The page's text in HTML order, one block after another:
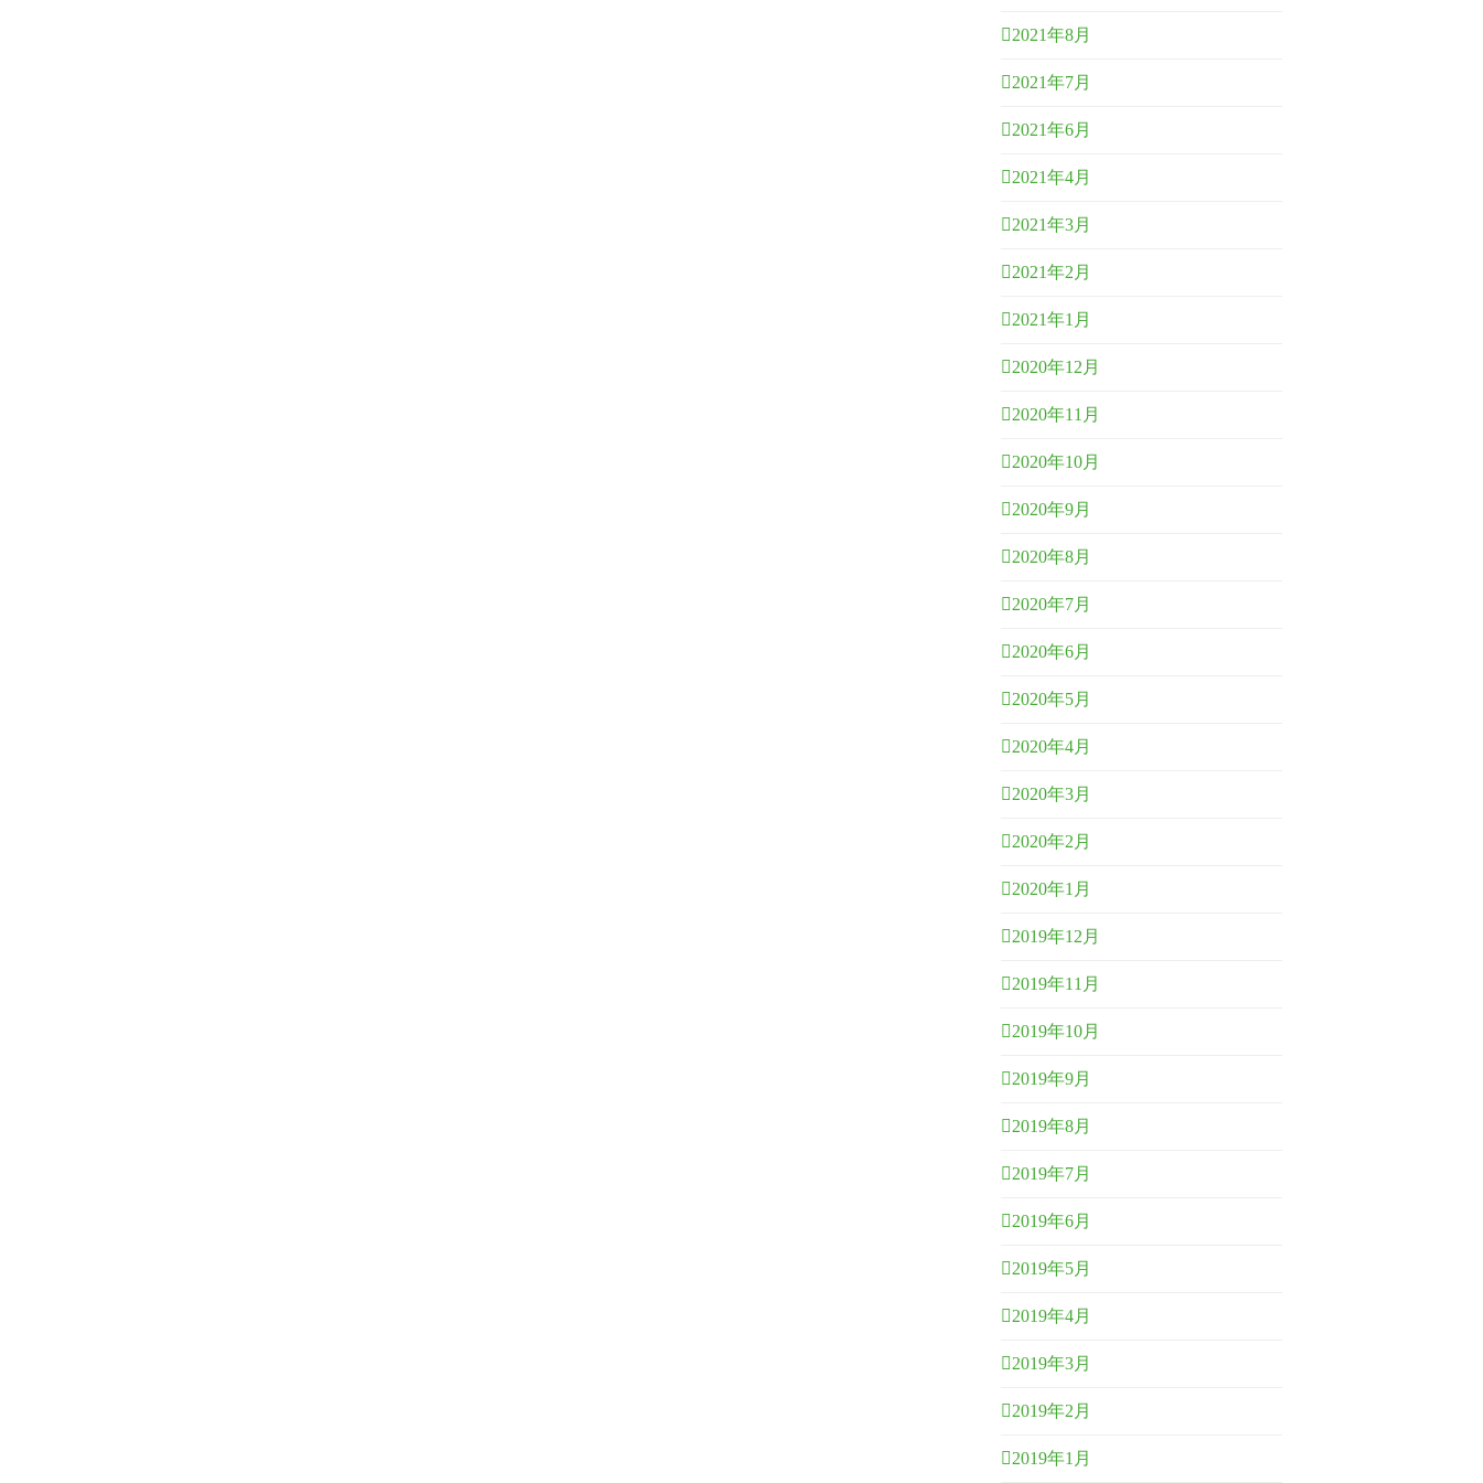
2021年8月
2021年7月
2021年6月
2021年4月
2021年3月
2021年2月
2021年1月
2020年12月
2020年11月
2020年10月
2020年9月
2020年8月
2020年7月
2020年6月
2020年5月
2020年4月
2020年3月
2020年2月
2020年1月
2019年12月
2019年11月
2019年10月
2019年9月
2019年8月
2019年7月
2019年6月
2019年5月
2019年4月
2019年3月
2019年2月
2019年1月